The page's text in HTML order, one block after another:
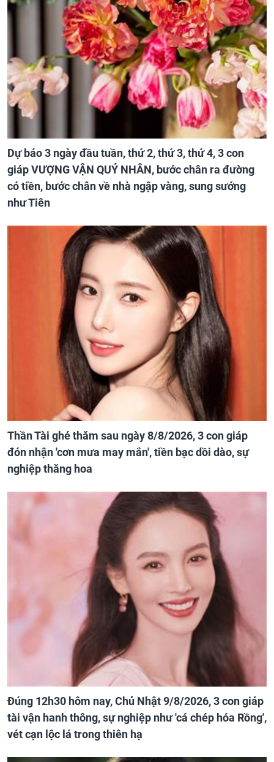
Dự báo 3 ngày đầu tuần, thứ 2, thứ 3, thứ 4, 3 con
giáp VƯỢNG VẬN QUÝ NHÂN, bước chân ra đường
có tiền, bước chân về nhà ngập vàng, sung sướng
như Tiên
Thần Tài ghé thăm sau ngày 8/8/2026, 3 con giáp
đón nhận 'cơn mưa may mắn', tiền bạc dồi dào, sự
nghiệp thăng hoa
Đúng 12h30 hôm nay, Chủ Nhật 9/8/2026, 3 con giáp
tài vận hanh thông, sự nghiệp như 'cá chép hóa Rồng',
vét cạn lộc lá trong thiên hạ